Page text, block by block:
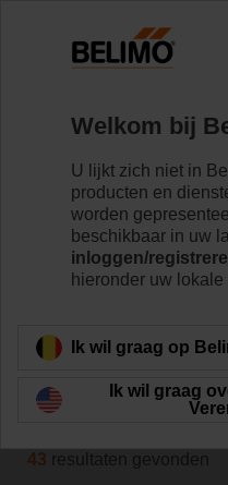
Ruimtemodules
Ruimtesensoren en
Belimo bieden de
design, de installateur
systeemintegrator een
de eindklant een
Filteren op
43 resultaten gevonden
Welkom bij
U lijkt zich niet in
producten en
worden
beschikbaar in uw
inloggen/
hieronder uw
Ik wil graag op
Ik wil graag